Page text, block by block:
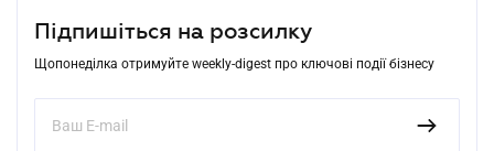
Підпишіться на розсилку
Щопонеділка отримуйте weekly-digest про ключові події бізнесу